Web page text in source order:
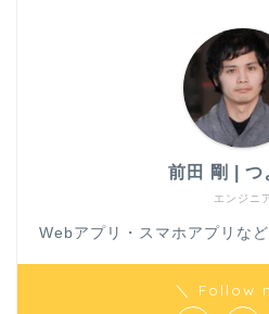
エンジニ
前田 剛 | つ
Webアプリ・スマホアプリな
＼ Follow